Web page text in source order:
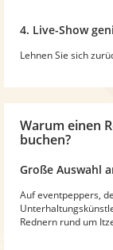
4. Live-Show
Lehnen Sie sich
Warum einen
buchen?
Große Auswahl
Auf eventpeppers,
Rednern rund um